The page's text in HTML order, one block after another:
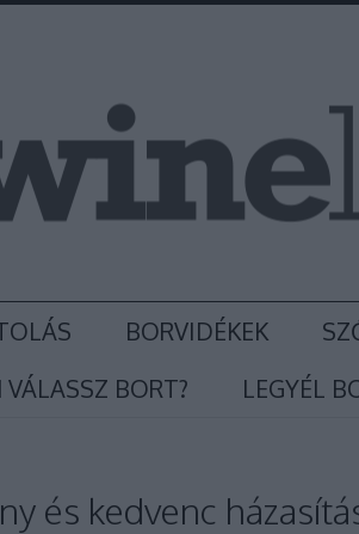
BORVIDÉKEK
BORT?
LEGYÉL
és kedvenc